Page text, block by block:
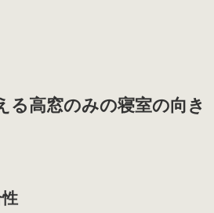
る高窓のみの寝室の向き